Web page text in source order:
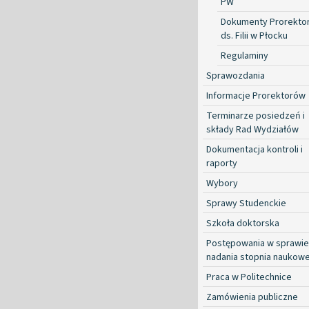
Dokumenty
ds. Filii w Płocku
Regulaminy
Sprawozdania
Informacje Prorektorów
Terminarze posiedzeń i
składy Rad Wydziałów
Dokumentacja kontroli i
raporty
Wybory
Sprawy Studenckie
Szkoła doktorska
Postępowania w sprawie
nadania stopnia
Praca w Politechnice
Zamówienia publiczne